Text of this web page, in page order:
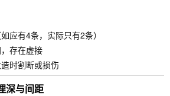
应有4条，实际只有2条）
存在虚接
时割断或损伤
深与间距